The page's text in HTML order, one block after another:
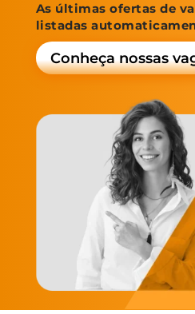
As últimas ofertas de
listadas
Conheça nossas